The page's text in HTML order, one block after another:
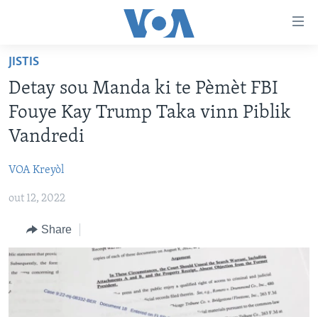
Skip
main
content
Skip
main
Navigation
Skip
Search
LÈZETAZINI
AMERIK LATIN
VIDEO
FLASHPOINT IKRÈN
Learning English
JISTIS
Detay sou Manda ki te Pèmèt FBI
Fouye Kay Trump Taka vinn Piblik
Vandredi
VOA Kreyòl
out 12, 2022
Share